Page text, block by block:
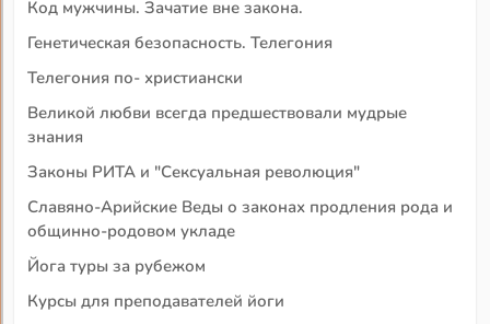
Код мужчины. Зачатие вне закона.
Генетическая безопасность. Телегония
Телегония по- христиански
Великой любви всегда предшествовали мудрые
знания
Законы РИТА и "Сексуальная революция"
Славяно-Арийские Веды о законах продления рода и
общинно-родовом укладе
Йога туры за рубежом
Курсы для преподавателей йоги